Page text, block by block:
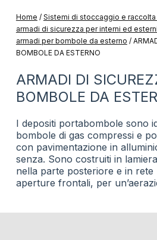
Home / Sistemi di stoccaggio e
armadi di sicurezza per interni ed esterni
armadi per bombole da esterno /
BOMBOLE DA ESTERNO
ARMADI DI
BOMBOLE DA
I depositi portabombole sono
bombole di gas compressi e
con pavimentazione in
senza. Sono costruiti in
nella parte posteriore e in rete
aperture frontali, per